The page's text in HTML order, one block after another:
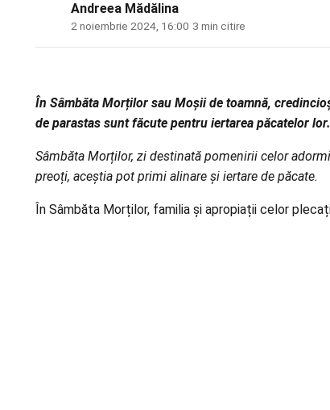
Andreea Mădălina
2 noiembrie 2024, 16:00 3 min citire
În Sâmbăta Morților sau Moșii de toamnă,
de parastas sunt făcute pentru iertarea păcatelor
Sâmbăta Morților, zi destinată pomenirii celor
preoți, aceștia pot primi alinare și iertare de păcate.
În Sâmbăta Morților, familia și apropiații celor